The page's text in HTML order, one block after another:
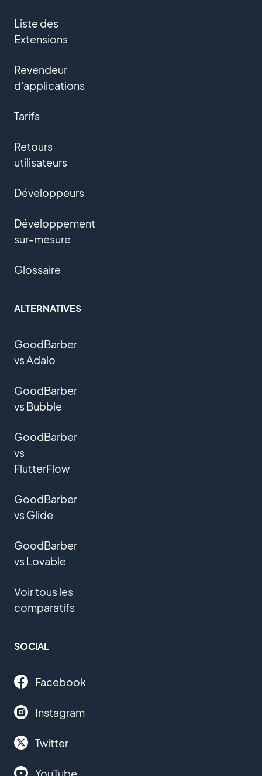
Liste des
Extensions
Revendeur
d'applications
Tarifs
Retours
utilisateurs
Développeurs
Développement
sur-mesure
Glossaire
ALTERNATIVES
GoodBarber
vs Adalo
GoodBarber
vs Bubble
GoodBarber
vs
FlutterFlow
GoodBarber
vs Glide
GoodBarber
vs Lovable
Voir tous les
comparatifs
SOCIAL
Facebook
Instagram
Twitter
YouTube